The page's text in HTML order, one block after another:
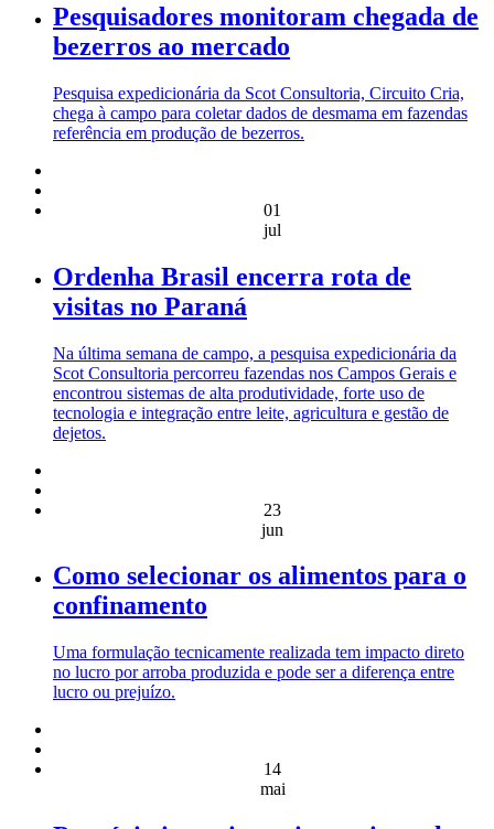
Pesquisadores monitoram chegada de
bezerros ao mercado
Pesquisa expedicionária da Scot Consultoria, Circuito Cria,
chega à campo para coletar dados de desmama em fazendas
referência em produção de bezerros.
01
jul
Ordenha Brasil encerra rota de
visitas no Paraná
Na última semana de campo, a pesquisa expedicionária da
Scot Consultoria percorreu fazendas nos Campos Gerais e
encontrou sistemas de alta produtividade, forte uso de
tecnologia e integração entre leite, agricultura e gestão de
dejetos.
23
jun
Como selecionar os alimentos para o
confinamento
Uma formulação tecnicamente realizada tem impacto direto
no lucro por arroba produzida e pode ser a diferença entre
lucro ou prejuízo.
14
mai